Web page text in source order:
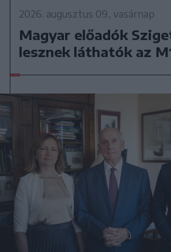
2026. augusztus 09., vasárnap
Magyar előadók
lesznek láthatók az